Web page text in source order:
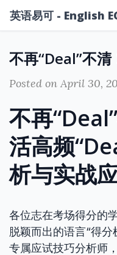
英语易可 - English
Posted on April 30,
不再
活高频
析与实战
各位志在考场得分的
脱颖而出的语言“得
专属应试技巧分析师